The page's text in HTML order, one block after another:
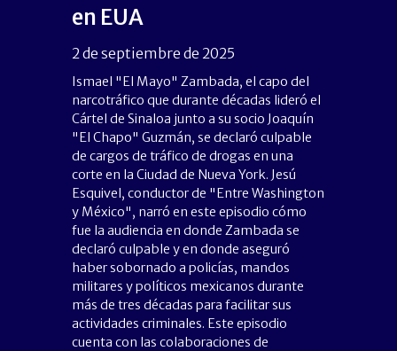
en EUA
2 de septiembre de 2025
Ismael "El Mayo" Zambada, el capo del
narcotráfico que durante décadas lideró el
Cártel de Sinaloa junto a su socio Joaquín
"El Chapo" Guzmán, se declaró culpable
de cargos de tráfico de drogas en una
corte en la Ciudad de Nueva York. Jesú
Esquivel, conductor de "Entre Washington
y México", narró en este episodio cómo
fue la audiencia en donde Zambada se
declaró culpable y en donde aseguró
haber sobornado a policías, mandos
militares y políticos mexicanos durante
más de tres décadas para facilitar sus
actividades criminales. Este episodio
cuenta con las colaboraciones de